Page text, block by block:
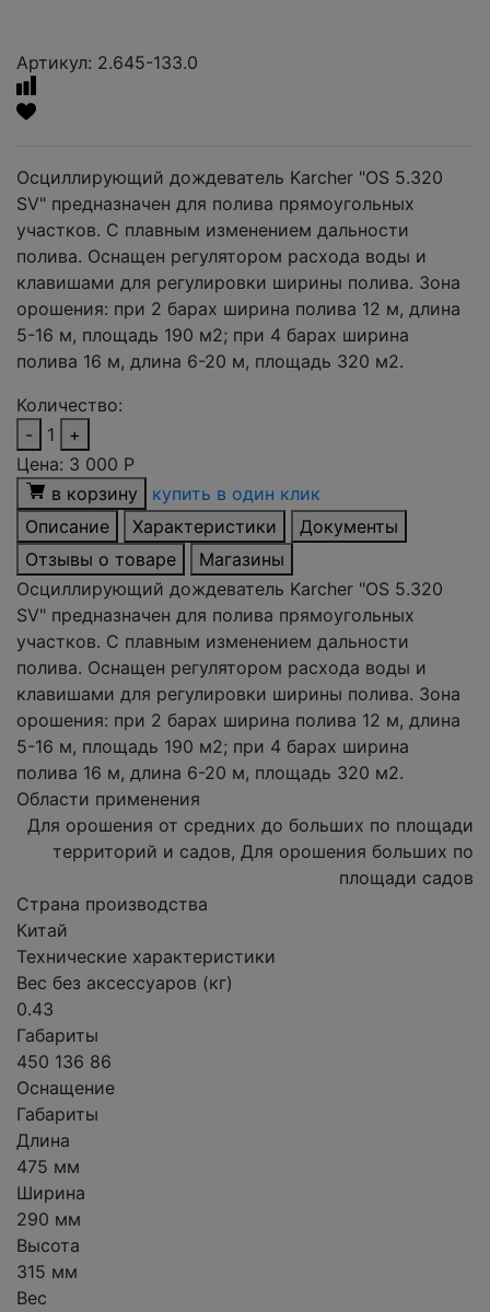
Артикул: 2.645-133.0
Осциллирующий дождеватель Karcher "OS 5.320
SV" предназначен для полива прямоугольных
участков. С плавным изменением дальности
полива. Оснащен регулятором расхода воды и
клавишами для регулировки ширины полива. Зона
орошения: при 2 барах ширина полива 12 м, длина
5-16 м, площадь 190 м2; при 4 барах ширина
полива 16 м, длина 6-20 м, площадь 320 м2.
Количество:
-
1
+
Цена: 3 000 Р
в корзину
купить в один клик
Описание
Характеристики
Документы
Отзывы о товаре
Магазины
Осциллирующий дождеватель Karcher "OS 5.320
SV" предназначен для полива прямоугольных
участков. С плавным изменением дальности
полива. Оснащен регулятором расхода воды и
клавишами для регулировки ширины полива. Зона
орошения: при 2 барах ширина полива 12 м, длина
5-16 м, площадь 190 м2; при 4 барах ширина
полива 16 м, длина 6-20 м, площадь 320 м2.
Области применения
Для орошения от средних до больших по площади
территорий и садов, Для орошения больших по
площади садов
Страна производства
Китай
Технические характеристики
Вес без аксессуаров (кг)
0.43
Габариты
450 136 86
Оснащение
Габариты
Длина
475 мм
Ширина
290 мм
Высота
315 мм
Вес